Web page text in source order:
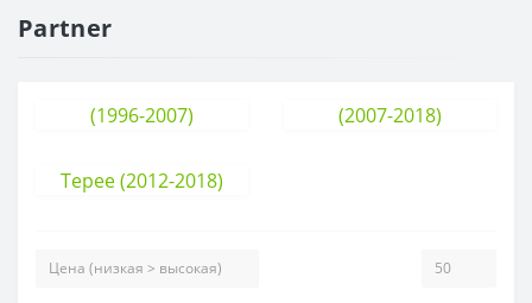
Partner
(1996-2007) (2007-2018)
Tepee (2012-2018)